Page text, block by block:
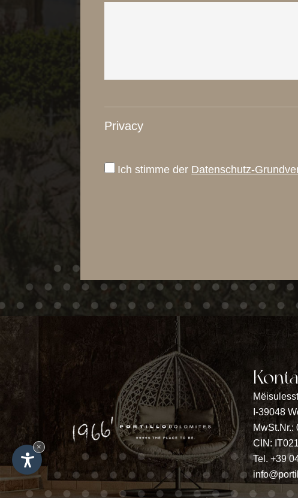
BEDINGUNGEN FOTOGALERIE LAGE & ANFAHRT
Privacy
Ich stimme der Datenschutz-
I-39048
MwSt.Nr.:
CIN:
Tel. +39
×